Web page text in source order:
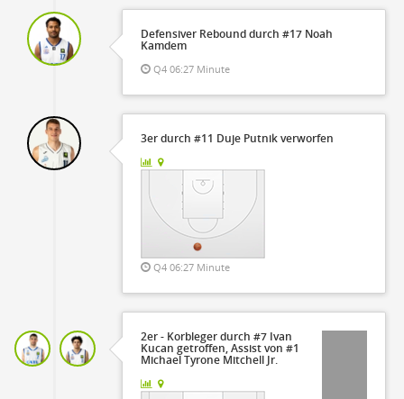
Defensiver Rebound durch #17 Noah
Kamdem
Q4 06:27 Minute
3er durch #11 Duje Putnik verworfen
Q4 06:27 Minute
2er - Korbleger durch #7 Ivan
Kucan getroffen, Assist von #1
Michael Tyrone Mitchell Jr.